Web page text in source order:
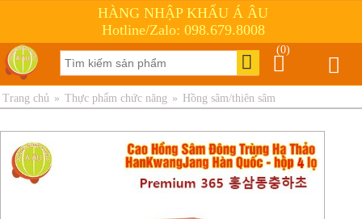
HÀNG NHẬP KHẨU Á ÂU
Hotline/Zalo: 098.679.8008
(0)
Trang chủ » Thực phẩm chức năng » Hồng sâm/thiên sâm